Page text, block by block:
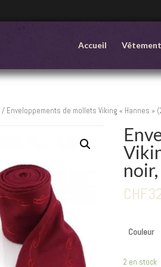
Accueil
/ Enveloppements de mollets Viking « Hannes »
CHF
Couleur
2 en stock